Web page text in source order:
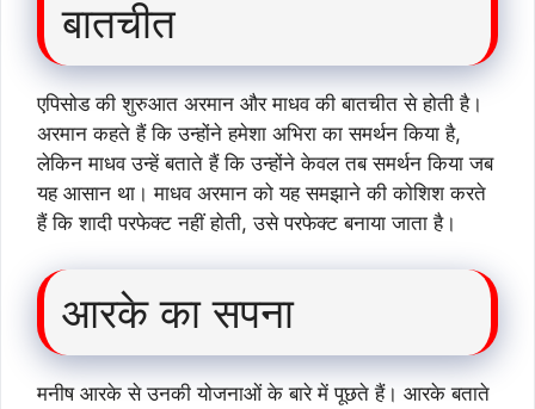
बातचीत
एपिसोड की शुरुआत अरमान और माधव की बातचीत से होती है।
अरमान कहते हैं कि उन्होंने हमेशा अभिरा का समर्थन किया है,
लेकिन माधव उन्हें बताते हैं कि उन्होंने केवल तब समर्थन किया जब
यह आसान था। माधव अरमान को यह समझाने की कोशिश करते
हैं कि शादी परफेक्ट नहीं होती, उसे परफेक्ट बनाया जाता है।
आरके का सपना
मनीष आरके से उनकी योजनाओं के बारे में पूछते हैं। आरके बताते